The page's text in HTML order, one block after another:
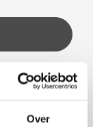
Over